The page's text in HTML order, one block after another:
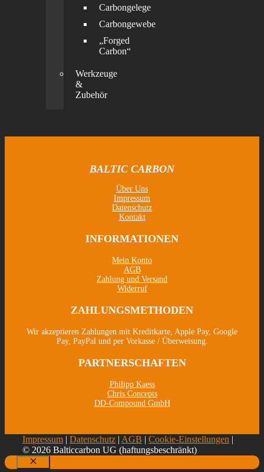
Carbongelege
Carbongewebe
„Forged
Carbon“
Werkzeuge
&
Zubehör
BALTIC CARBON
Über Uns
Impressum
Datenschutz
Kontakt
INFORMATIONEN
Mein Konto
AGB
Zahlung und Versand
Widerruf
ZAHLUNGSMETHODEN
Wir akzeptieren Zahlungen mit Kreditkarte, Apple Pay, Google
Pay, PayPal und per Vorkasse / Überweisung.
PARTNERSCHAFTEN
Philipp Kaess
Chris Concepts
DD-Compound GmbH
Impressum | Datenschutz | AGB | Cookie-Einstellungen |
© 2026 Balticcarbon UG (haftungsbeschränkt)